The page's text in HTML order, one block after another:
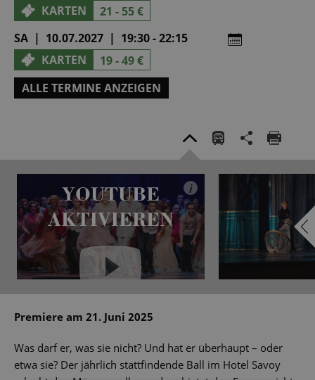
KARTEN
21 - 55 €
SA | 10.07.2027 | 19:30 - 22:15
KARTEN
19 - 49 €
ALLE TERMINE ANZEIGEN
YOUTUBE
AKTIVIEREN
i
Premiere am 21. Juni 2025
Was darf er, was sie nicht? Und hat er überhaupt – oder
etwa sie? Der jährlich stattfindende Ball im Hotel Savoy